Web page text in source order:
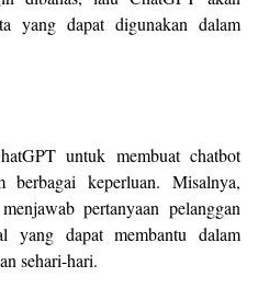
yang dapat digunakan dalam
untuk membuat chatbot
berbagai keperluan. Misalnya,
pertanyaan pelanggan
yang dapat membantu dalam
sehari-hari.